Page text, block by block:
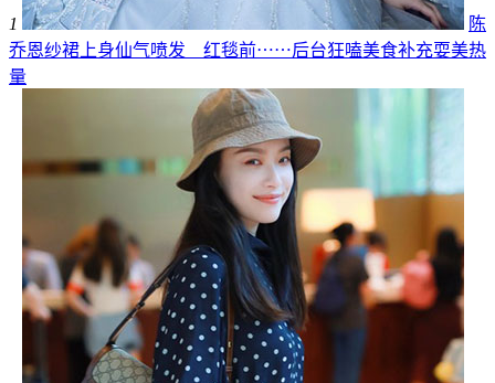
1
陈
乔恩纱裙上身仙气喷发 红毯前⋯⋯后台狂嗑美食补充耍美热
量